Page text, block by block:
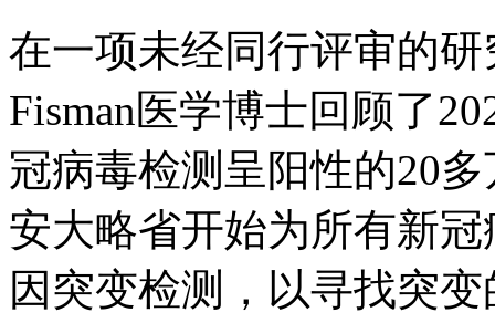
在一项未经同行评审的
Fisman医学博士回顾了
冠病毒检测呈阳性的20
安大略省开始为所有新
因突变检测，以寻找突